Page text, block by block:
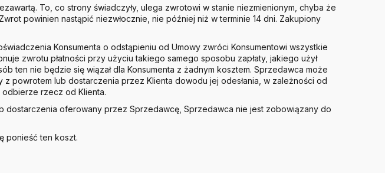
To, co strony świadczyły, ulega zwrotowi w stanie niezmienionym, chyba że
powinien nastąpić niezwłocznie, nie później niż w terminie 14 dni. Zakupiony
Konsumenta o odstąpieniu od Umowy zwróci Konsumentowi wszystkie
zwrotu płatności przy użyciu takiego samego sposobu zapłaty, jakiego użył
ten nie będzie się wiązał dla Konsumenta z żadnym kosztem. Sprzedawca może
powrotem lub dostarczenia przez Klienta dowodu jej odesłania, w zależności od
rzecz od Klienta.
dostarczenia oferowany przez Sprzedawcę, Sprzedawca nie jest zobowiązany do
ponieść ten koszt.